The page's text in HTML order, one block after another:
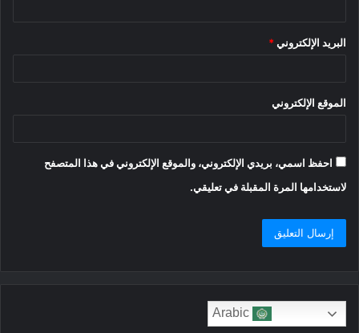
البريد الإلكتروني *
الموقع الإلكتروني
احفظ اسمي، بريدي الإلكتروني، والموقع الإلكتروني في هذا المتصفح
لاستخدامها المرة المقبلة في تعليقي.